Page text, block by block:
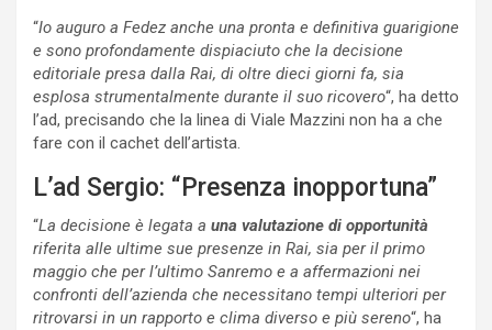
“Io auguro a Fedez anche una pronta e definitiva guarigione
e sono profondamente dispiaciuto che la decisione
editoriale presa dalla Rai, di oltre dieci giorni fa, sia
esplosa strumentalmente durante il suo ricovero“, ha detto
l’ad, precisando che la linea di Viale Mazzini non ha a che
fare con il cachet dell’artista.
L’ad Sergio: “Presenza inopportuna”
“La decisione è legata a una valutazione di opportunità
riferita alle ultime sue presenze in Rai, sia per il primo
maggio che per l’ultimo Sanremo e a affermazioni nei
confronti dell’azienda che necessitano tempi ulteriori per
ritrovarsi in un rapporto e clima diverso e più sereno“, ha